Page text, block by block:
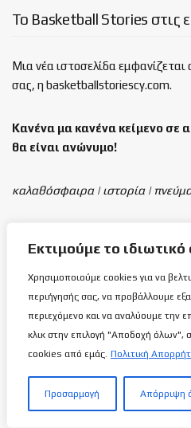
Εκτιμούμε το
Χρησιμοποιούμε cookies για να
περιήγησής σας, να προβάλλουμε
περιεχόμενο και να αναλύουμε την
κλικ στην επιλογή "Αποδοχή όλων",
cookies από εμάς. Πολιτική
Προσαρμογή Απόρριψη
Το Basketball Stories στις
Μια νέα ιστοσελίδα
σας, η basketballstoriescy.com.
Κανένα μα κανένα κείμενο σε
θα είναι ανώνυμο!
καλαθόσφαιρα | ιστορία |
Κύπρος-
απέναντι στους
ζωντανής
6 ΑΥΓΟΎΣΤΟΥ 2026
χέρι του Νικόλα
5 ΑΥΓΟΎΣΤΟΥ 2026